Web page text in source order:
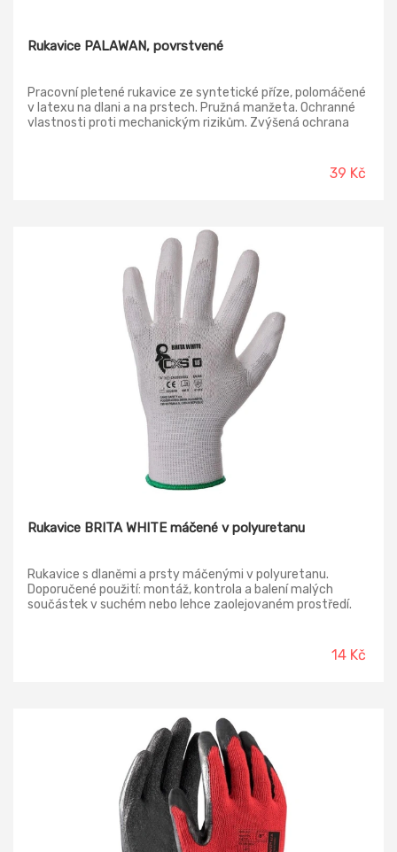
Rukavice PALAWAN, povrstvené
Pracovní pletené rukavice ze syntetické příze, polomáčené
v latexu na dlani a na prstech. Pružná manžeta. Ochranné
vlastnosti proti mechanickým rizikům. Zvýšená ochrana
39 Kč
Rukavice BRITA WHITE máčené v polyuretanu
Rukavice s dlaněmi a prsty máčenými v polyuretanu.
Doporučené použití: montáž, kontrola a balení malých
součástek v suchém nebo lehce zaolejovaném prostředí.
14 Kč